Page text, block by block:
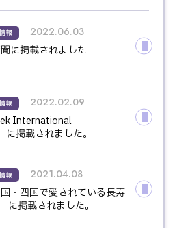
報 2022.06.03
に掲載されました
報 2022.02.09
International
掲載されました。
報 2021.04.08
国・四国で愛されている長寿
に掲載されました。